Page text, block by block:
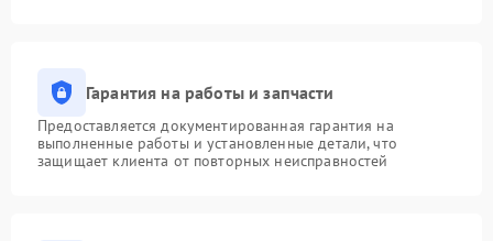
Гарантия на работы и запчасти
Предоставляется документированная гарантия на
выполненные работы и установленные детали, что
защищает клиента от повторных неисправностей